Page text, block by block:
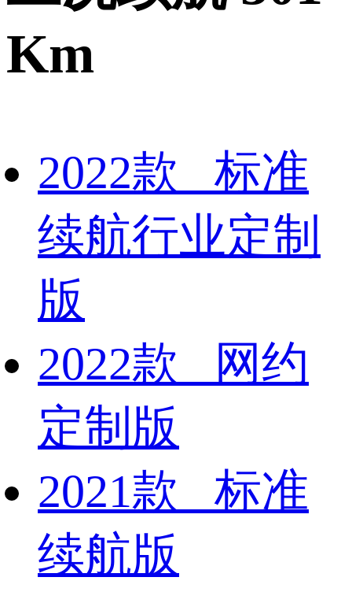
Km
2022款 标准
续航行业定制
版
2022款 网约
定制版
2021款 标准
续航版